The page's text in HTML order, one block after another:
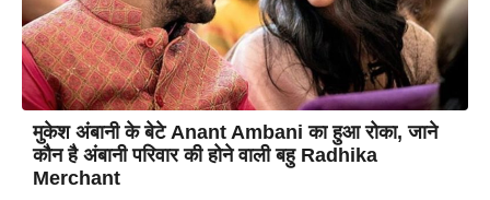
मुकेश अंबानी के बेटे Anant Ambani का हुआ रोका, जाने
कौन है अंबानी परिवार की होने वाली बहु Radhika
Merchant